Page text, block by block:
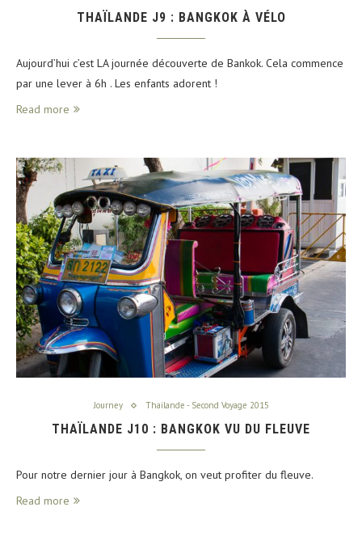
THAÏLANDE J9 : BANGKOK À VÉLO
Aujourd’hui c’est LA journée découverte de Bankok. Cela commence
par une lever à 6h . Les enfants adorent !
Read more
Journey Thailande - Second Voyage 2015
THAÏLANDE J10 : BANGKOK VU DU FLEUVE
Pour notre dernier jour à Bangkok, on veut profiter du fleuve.
Read more